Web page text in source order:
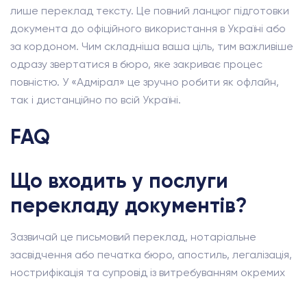
лише переклад тексту. Це повний ланцюг підготовки
документа до офіційного використання в Україні або
за кордоном. Чим складніша ваша ціль, тим важливіше
одразу звертатися в бюро, яке закриває процес
повністю. У «Адмірал» це зручно робити як офлайн,
так і дистанційно по всій Україні.
FAQ
Що входить у послуги
перекладу документів?
Зазвичай це письмовий переклад, нотаріальне
засвідчення або печатка бюро, апостиль, легалізація,
нострифікація та супровід із витребуванням окремих